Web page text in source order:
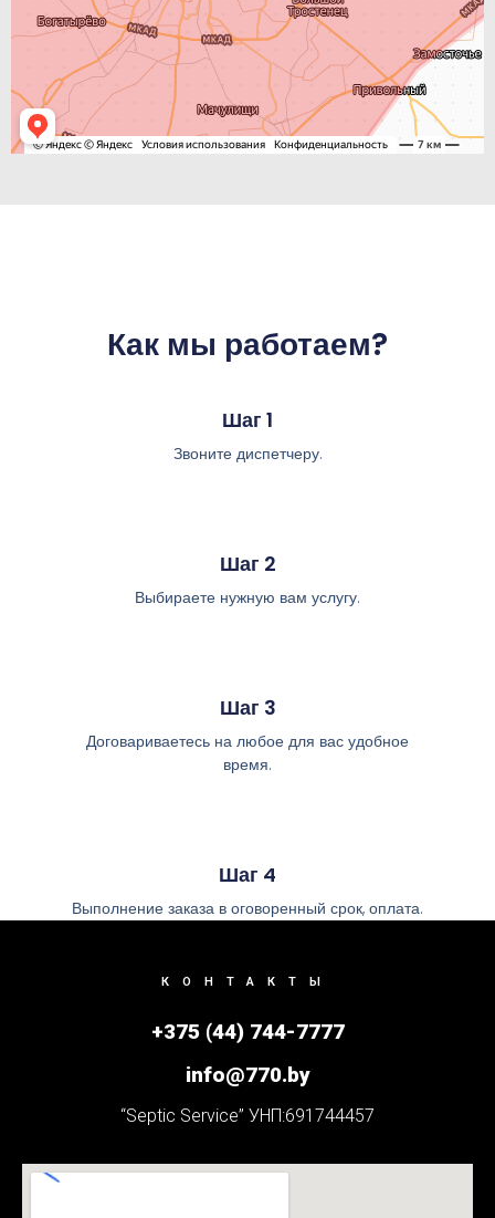
Как мы работаем?
Шаг 1
Звоните диспетчеру.
Шаг 2
Выбираете нужную вам услугу.
Шаг 3
Договариваетесь на любое для вас удобное
время.
Шаг 4
Выполнение заказа в оговоренный срок, оплата.
КОНТАКТЫ
+375 (44) 744-7777
info@770.by
“Septic Service” УНП:691744457